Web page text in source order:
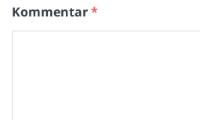
Kommentar*